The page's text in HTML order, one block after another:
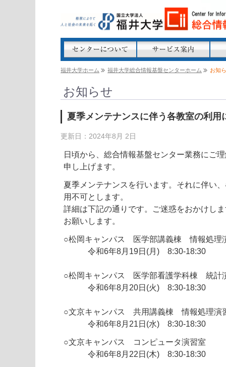
福井大学ホーム 福井大学総合情報基盤センターホーム お知
お知らせ
夏季メンテナンスに伴う各教室の利用
更新日：2024年8月 2日
日頃から、総合情報基盤センター業務にご
申し上げます。
夏季メンテナンスを行います。それに伴い
用不可とします。
詳細は下記の通りです。ご迷惑をおかけし
お願いします。
○松岡キャンパス 医学部講義棟 情報処理
令和6年8月19日(月) 8:30-18:30
○松岡キャンパス 医学部看護学科棟 統計
令和6年8月20日(火) 8:30-18:30
○文京キャンパス 共用講義棟 情報処理演
令和6年8月21日(水) 8:30-18:30
○文京キャンパス コンピュータ演習室
令和6年8月22日(木) 8:30-18:30